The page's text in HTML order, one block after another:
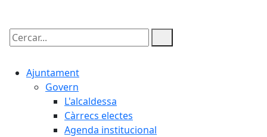
Cercar:
Ajuntament
Govern
L'alcaldessa
Càrrecs electes
Agenda institucional